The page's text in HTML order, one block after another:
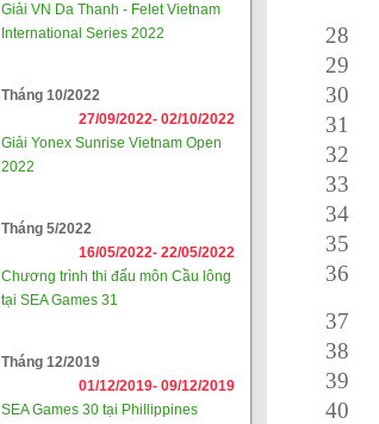
Giải VN Da Thanh - Felet Vietnam
International Series 2022
Tháng 10/2022
27/09/2022- 02/10/2022
Giải Yonex Sunrise Vietnam Open
2022
Tháng 5/2022
16/05/2022- 22/05/2022
Chương trình thi đấu môn Cầu lông
tại SEA Games 31
Tháng 12/2019
01/12/2019- 09/12/2019
SEA Games 30 tại Phillippines
28
29
30
31
32
33
34
35
36
37
38
39
40